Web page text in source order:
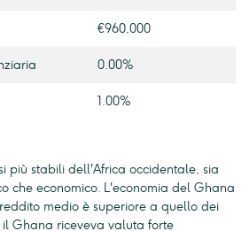
€960,000
0.00%
1.00%
più stabili dell'Africa occidentale, sia
che economico. L'economia del Ghana
medio è superiore a quello dei
il Ghana riceveva valuta forte